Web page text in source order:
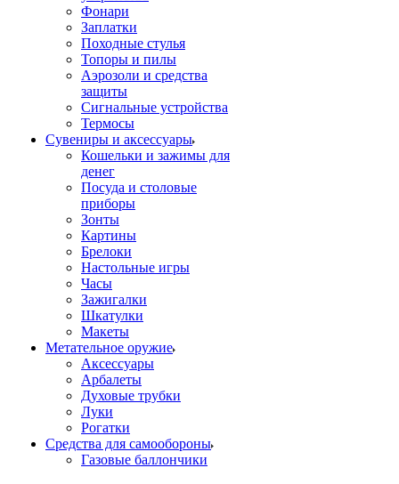
Фонари
Заплатки
Походные стулья
Топоры и пилы
Аэрозоли и средства
защиты
Сигнальные устройства
Термосы
Сувениры и аксессуары
Кошельки и зажимы для
денег
Посуда и столовые
приборы
Зонты
Картины
Брелоки
Настольные игры
Часы
Зажигалки
Шкатулки
Макеты
Метательное оружие
Аксессуары
Арбалеты
Духовые трубки
Луки
Рогатки
Средства для самообороны
Газовые баллончики